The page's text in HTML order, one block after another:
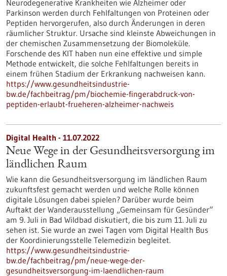
Neurodegenerative Krankheiten wie Alzheimer oder
Parkinson werden durch Fehlfaltungen von Proteinen oder
Peptiden hervorgerufen, also durch Änderungen in deren
räumlicher Struktur. Ursache sind kleinste Abweichungen in
der chemischen Zusammensetzung der Biomoleküle.
Forschende des KIT haben nun eine effektive und simple
Methode entwickelt, die solche Fehlfaltungen bereits in
einem frühen Stadium der Erkrankung nachweisen kann.
https://www.gesundheitsindustrie-
bw.de/fachbeitrag/pm/biochemie-fingerabdruck-von-
peptiden-erlaubt-frueheren-alzheimer-nachweis
Digital Health - 11.07.2022
Neue Wege in der Gesundheitsversorgung im
ländlichen Raum
Wie kann die Gesundheitsversorgung im ländlichen Raum
zukunftsfest gemacht werden und welche Rolle können
digitale Lösungen dabei spielen? Darüber wurde beim
Auftakt der Wanderausstellung „Gemeinsam für Gesünder“
am 9. Juli in Bad Wildbad diskutiert, die bis zum 11. Juli zu
sehen ist. Sie wurde an zwei Tagen vom Digital Health Bus
der Koordinierungsstelle Telemedizin begleitet.
https://www.gesundheitsindustrie-
bw.de/fachbeitrag/pm/neue-wege-der-
gesundheitsversorgung-im-laendlichen-raum